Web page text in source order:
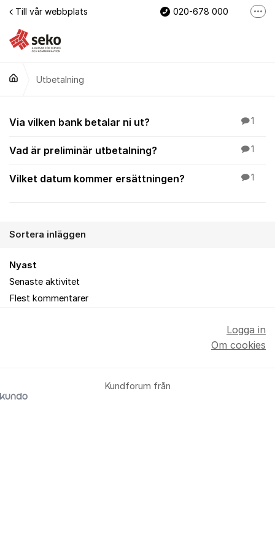
Hoppa till innehåll
Till vår webbplats 020-678 000
Utbetalning
Utbetalning
Via vilken bank betalar ni ut? 1
Vad är preliminär utbetalning? 1
Vilket datum kommer ersättningen? 1
Sortera inläggen
Nyast
Senaste aktivitet
Flest kommentarer
Kundforum från
Logga in
Om cookies